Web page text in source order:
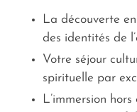
La découverte
des identités de
Votre séjour
spirituelle par
L’immersion